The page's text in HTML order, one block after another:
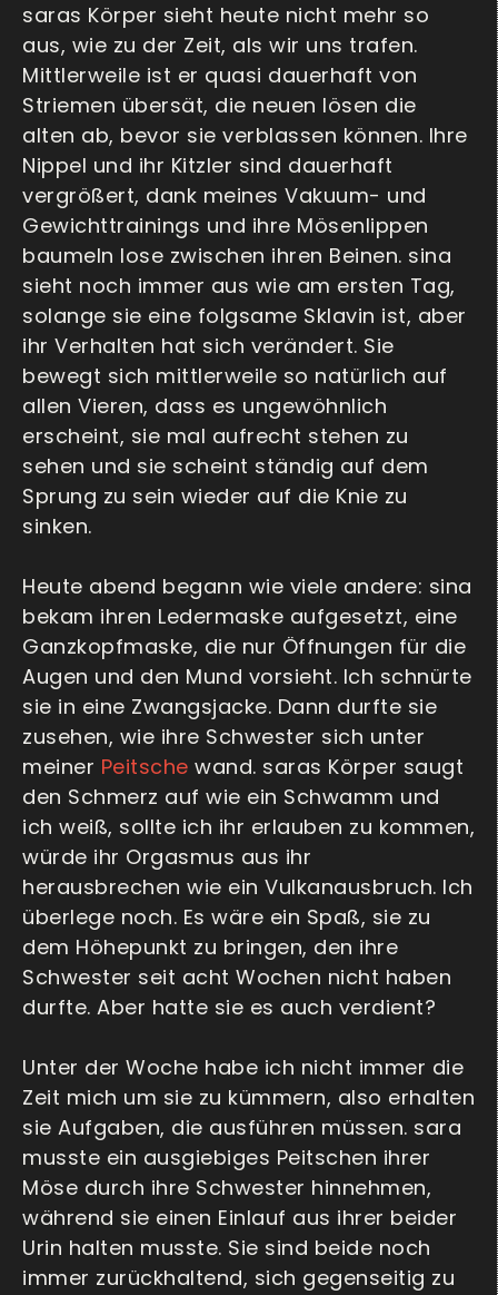
saras Körper sieht heute nicht mehr so
aus, wie zu der Zeit, als wir uns trafen.
Mittlerweile ist er quasi dauerhaft von
Striemen übersät, die neuen lösen die
alten ab, bevor sie verblassen können. Ihre
Nippel und ihr Kitzler sind dauerhaft
vergrößert, dank meines Vakuum- und
Gewichttrainings und ihre Mösenlippen
baumeln lose zwischen ihren Beinen. sina
sieht noch immer aus wie am ersten Tag,
solange sie eine folgsame Sklavin ist, aber
ihr Verhalten hat sich verändert. Sie
bewegt sich mittlerweile so natürlich auf
allen Vieren, dass es ungewöhnlich
erscheint, sie mal aufrecht stehen zu
sehen und sie scheint ständig auf dem
Sprung zu sein wieder auf die Knie zu
sinken.
Heute abend begann wie viele andere: sina
bekam ihren Ledermaske aufgesetzt, eine
Ganzkopfmaske, die nur Öffnungen für die
Augen und den Mund vorsieht. Ich schnürte
sie in eine Zwangsjacke. Dann durfte sie
zusehen, wie ihre Schwester sich unter
meiner Peitsche wand. saras Körper saugt
den Schmerz auf wie ein Schwamm und
ich weiß, sollte ich ihr erlauben zu kommen,
würde ihr Orgasmus aus ihr
herausbrechen wie ein Vulkanausbruch. Ich
überlege noch. Es wäre ein Spaß, sie zu
dem Höhepunkt zu bringen, den ihre
Schwester seit acht Wochen nicht haben
durfte. Aber hatte sie es auch verdient?
Unter der Woche habe ich nicht immer die
Zeit mich um sie zu kümmern, also erhalten
sie Aufgaben, die ausführen müssen. sara
musste ein ausgiebiges Peitschen ihrer
Möse durch ihre Schwester hinnehmen,
während sie einen Einlauf aus ihrer beider
Urin halten musste. Sie sind beide noch
immer zurückhaltend, sich gegenseitig zu